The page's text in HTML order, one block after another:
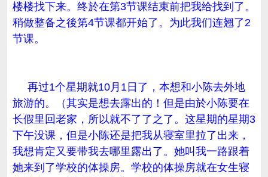
楼楼找下来。终於在第3节课结束前把我给找到了。
稍做整备之後第4节课都开始了。为此我们连翘了2
节课。
再过1个星期就10月1日了，本想和小陈去外地
旅游的。（其实是想去露出的！但是由於小陈要在
长假里回老家，所以就不了了之了。这星期的星期3
下午没课，但是小陈还是把我从寝室里拉了出来，
我想肯定又要带我去哪里露出了。她叫我一路跟着
她来到了学校的体操房。学校的体操房就在女生寝